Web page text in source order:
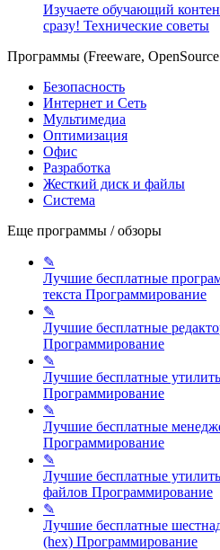
Изучаете обучающий
сразу! Технические советы
Программы (Freeware,
Безопасность
Интернет и Сеть
Мультимедиа
Оптимизация
Офис
Разработка
Жесткий диск и файлы
Система
Еще программы / обзоры
✎
Лучшие бесплатные
текста Программирование
✎
Лучшие бесплатные
Программирование
✎
Лучшие бесплатные
Программирование
✎
Лучшие бесплатные
Программирование
✎
Лучшие бесплатные
файлов Программирование
✎
Лучшие бесплатные
(hex) Программирование